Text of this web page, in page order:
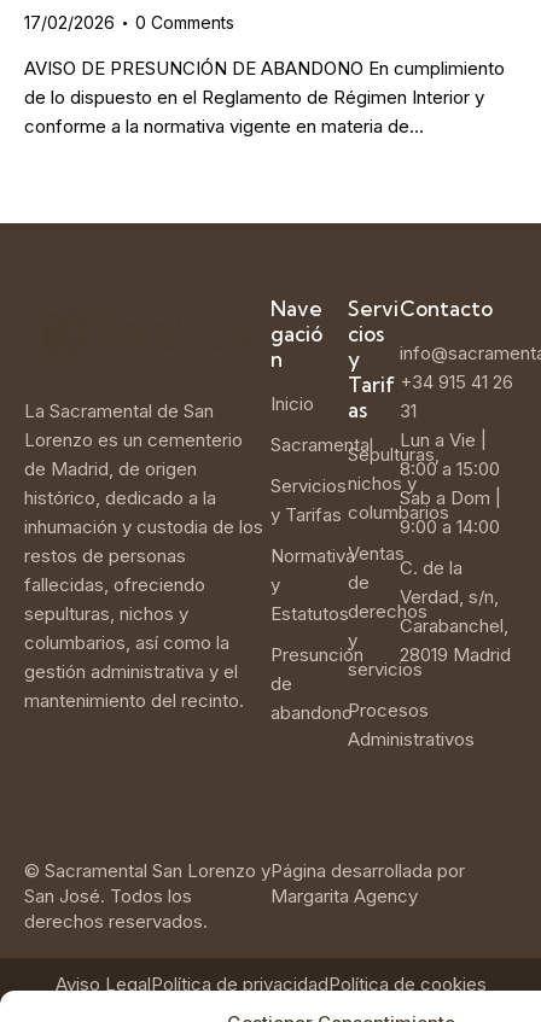
17/02/2026 0 Comments
AVISO DE PRESUNCIÓN DE ABANDONO En cumplimiento
de lo dispuesto en el Reglamento de Régimen Interior y
conforme a la normativa vigente en materia de…
La Sacramental de San
Lorenzo es un cementerio
de Madrid, de origen
histórico, dedicado a la
inhumación y custodia de los
restos de personas
fallecidas, ofreciendo
sepulturas, nichos y
columbarios, así como la
gestión administrativa y el
mantenimiento del recinto.
Nave
gació
n
Inicio
Sacramental
Servicios
y Tarifas
Normativa
y
Estatutos
Presunción
de
abandono
Servi
cios
y
Tarif
as
Sepulturas,
nichos y
columbarios
Ventas
de
derechos
y
servicios
Procesos
Administrativos
Contacto
+34 915 41 26
31
Lun a Vie |
8:00 a 15:00
Sab a Dom |
9:00 a 14:00
C. de la
Verdad, s/n,
Carabanchel,
28019 Madrid
© Sacramental San Lorenzo y
San José. Todos los
derechos reservados.
Página desarrollada por
Margarita Agency
Aviso LegalPolítica de privacidadPolítica de cookies